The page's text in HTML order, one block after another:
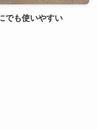
でも使いやすい